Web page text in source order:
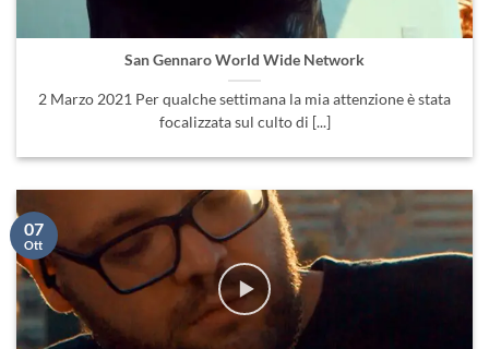
San Gennaro World Wide Network
2 Marzo 2021 Per qualche settimana la mia attenzione è stata
focalizzata sul culto di [...]
07
Ott